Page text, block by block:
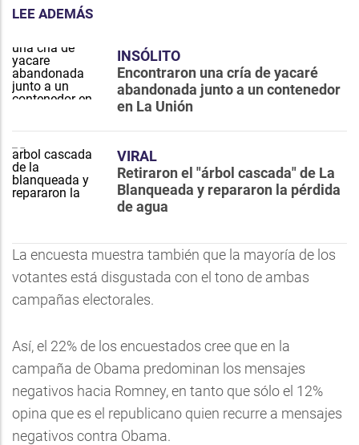
LEE ADEMÁS
INSÓLITO
Encontraron una cría de yacaré
abandonada junto a un contenedor
en La Unión
VIRAL
Retiraron el "árbol cascada" de La
Blanqueada y repararon la pérdida
de agua
La encuesta muestra también que la mayoría de los
votantes está disgustada con el tono de ambas
campañas electorales.
Así, el 22% de los encuestados cree que en la
campaña de Obama predominan los mensajes
negativos hacia Romney, en tanto que sólo el 12%
opina que es el republicano quien recurre a mensajes
negativos contra Obama.